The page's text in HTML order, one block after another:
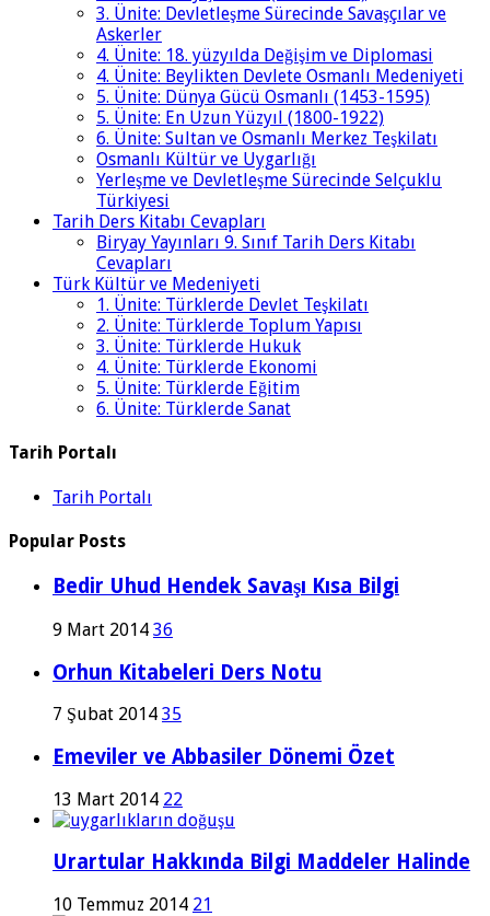
3. Ünite: Devletleşme Sürecinde Savaşçılar ve
Askerler
4. Ünite: 18. yüzyılda Değişim ve Diplomasi
4. Ünite: Beylikten Devlete Osmanlı Medeniyeti
5. Ünite: Dünya Gücü Osmanlı (1453-1595)
5. Ünite: En Uzun Yüzyıl (1800-1922)
6. Ünite: Sultan ve Osmanlı Merkez Teşkilatı
Osmanlı Kültür ve Uygarlığı
Yerleşme ve Devletleşme Sürecinde Selçuklu
Türkiyesi
Tarih Ders Kitabı Cevapları
Biryay Yayınları 9. Sınıf Tarih Ders Kitabı
Cevapları
Türk Kültür ve Medeniyeti
1. Ünite: Türklerde Devlet Teşkilatı
2. Ünite: Türklerde Toplum Yapısı
3. Ünite: Türklerde Hukuk
4. Ünite: Türklerde Ekonomi
5. Ünite: Türklerde Eğitim
6. Ünite: Türklerde Sanat
Tarih Portalı
Tarih Portalı
Popular Posts
Bedir Uhud Hendek Savaşı Kısa Bilgi
9 Mart 2014 36
Orhun Kitabeleri Ders Notu
7 Şubat 2014 35
Emeviler ve Abbasiler Dönemi Özet
13 Mart 2014 22
Urartular Hakkında Bilgi Maddeler Halinde
10 Temmuz 2014 21